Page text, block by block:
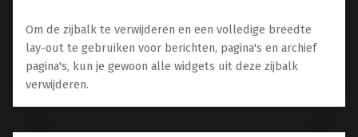
Om de zijbalk te verwijderen en een volledige breedte
lay-out te gebruiken voor berichten, pagina's en archief
pagina's, kun je gewoon alle widgets uit deze zijbalk
verwijderen.